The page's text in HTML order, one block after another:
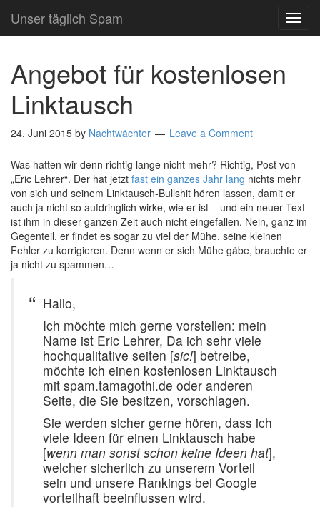
Unser täglich Spam
Angebot für kostenlosen
Linktausch
24. Juni 2015 by Nachtwächter Leave a Comment
Was hatten wir denn richtig lange nicht mehr? Richtig, Post von
„Eric Lehrer“. Der hat jetzt fast ein ganzes Jahr lang nichts mehr
von sich und seinem Linktausch-Bullshit hören lassen, damit er
auch ja nicht so aufdringlich wirke, wie er ist – und ein neuer Text
ist ihm in dieser ganzen Zeit auch nicht eingefallen. Nein, ganz im
Gegenteil, er findet es sogar zu viel der Mühe, seine kleinen
Fehler zu korrigieren. Denn wenn er sich Mühe gäbe, brauchte er
ja nicht zu spammen…
Hallo,
Ich möchte mich gerne vorstellen: mein
Name ist Eric Lehrer, Da ich sehr viele
hochqualitative seiten [sic!] betreibe,
möchte ich einen kostenlosen Linktausch
mit spam.tamagothi.de oder anderen
Seite, die Sie besitzen, vorschlagen.
Sie werden sicher gerne hören, dass ich
viele Ideen für einen Linktausch habe
[wenn man sonst schon keine Ideen hat],
welcher sicherlich zu unserem Vorteil
sein und unsere Rankings bei Google
vorteilhaft beeinflussen wird.